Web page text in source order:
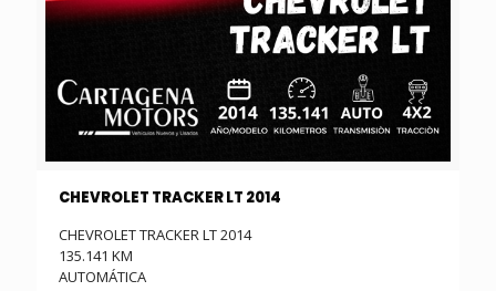
CHEVROLET TRACKER LT 2014
CHEVROLET TRACKER LT 2014
135.141 KM
AUTOMÁTICA